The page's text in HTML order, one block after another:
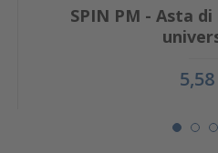
SPIN PM - Asta